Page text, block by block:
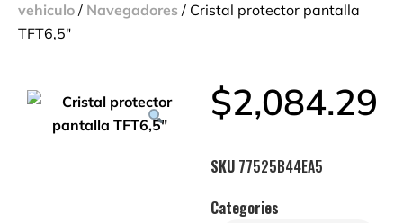
vehiculo / Navegadores / Cristal protector pantalla
TFT6,5″
$2,084.29
SKU 77525B44EA5
Categories